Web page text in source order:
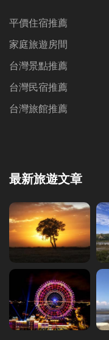
平價住宿推薦
家庭旅遊房間
台灣景點推薦
台灣民宿推薦
台灣旅館推薦
最新旅遊文章